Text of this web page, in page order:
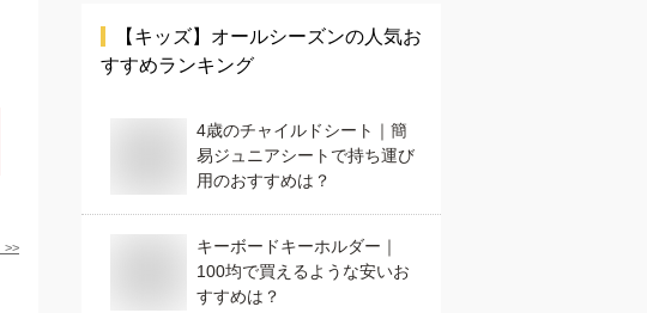
>>
【キッズ】 オールシーズンの人気お
すすめランキング
4歳のチャイルドシート｜簡
易ジュニアシートで持ち運び
用のおすすめは？
キーボードキーホルダー｜
100均で買えるような安いお
すすめは？